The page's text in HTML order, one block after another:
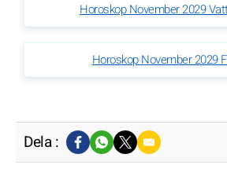
Horoskop November 2029
Horoskop November 2029
Dela :